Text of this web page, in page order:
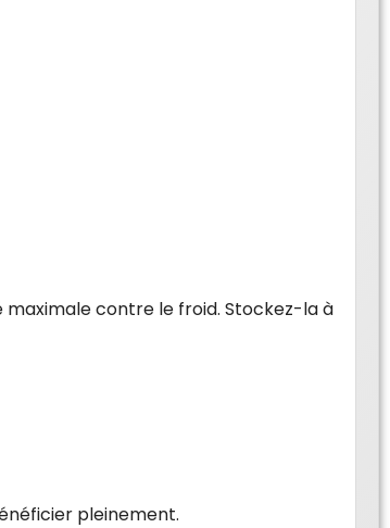
maximale contre le froid. Stockez-la à
pleinement.